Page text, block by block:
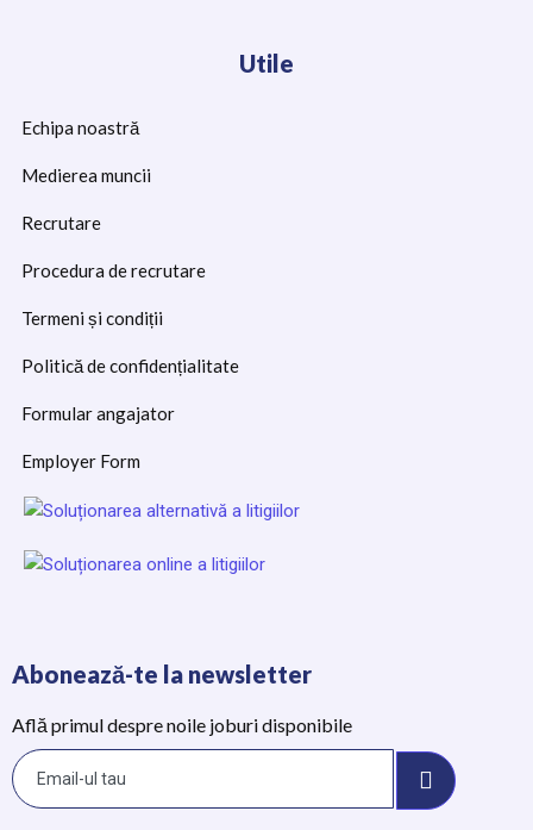
Utile
Echipa noastră
Medierea muncii
Recrutare
Procedura de recrutare
Termeni și condiții
Politică de confidențialitate
Formular angajator
Employer Form
Abonează-te la newsletter
Află primul despre noile joburi disponibile